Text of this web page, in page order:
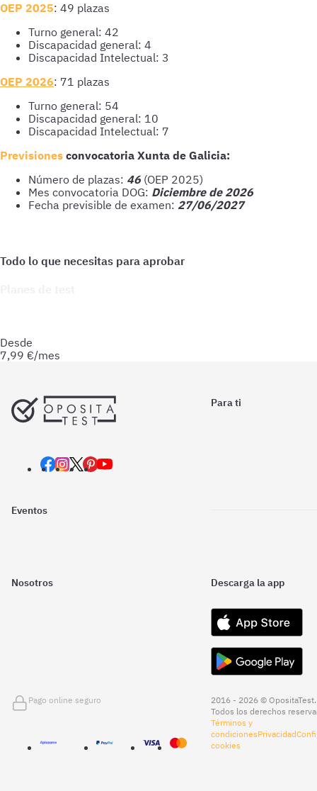
OEP 2025: 49 plazas
Turno general: 42
Discapacidad general: 4
Discapacidad Intelectual: 3
OEP 2026: 71 plazas
Turno general: 54
Discapacidad general: 10
Discapacidad Intelectual: 7
Previsiones convocatoria Xunta de Galicia:
Número de plazas: 46 (OEP 2025)
Mes convocatoria DOG: Diciembre de 2026
Fecha previsible de examen: 27/06/2027
Desde
7,99 €/mes
Para ti
Eventos
Nosotros Descarga la app
Pago online seguro
2016 - 2026 © OpositaTest.
Todos los derechos
Términos y
condicionesPrivacidad
cookies